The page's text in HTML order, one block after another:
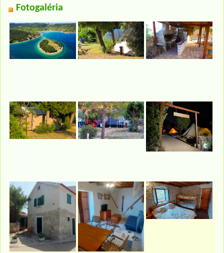
Fotogaléria